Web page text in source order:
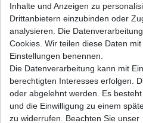
Filter
Bremsbeläge
- 2004 vorne
UVP 29,43 €
1 Satz | 20,15
inkl. ges. MwSt.
Inhalte und Anzeigen zu
Drittanbietern einzubinden oder
analysieren. Die
Cookies. Wir teilen diese Daten
Einstellungen benennen.
Die Datenverarbeitung kann mit
berechtigten Interesses erfolgen.
oder abgelehnt werden. Es
und die Einwilligung zu einem
zu widerrufen. Beachten Sie unser